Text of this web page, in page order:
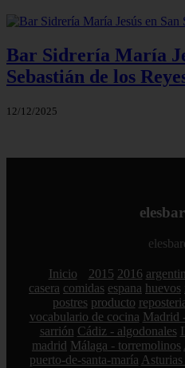
Bar Sidrería María
Sebastián de los
12/12/2025
Inicio 2015 2016
casera comidas espana huevos
postres producto
vocabulario de cocina Madrid
sarrión Cádiz - algodonales
madrid Málaga - torremolinos
puerto-de-santa-maría